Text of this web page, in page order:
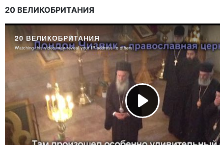
20 ВЕЛИКОБРИТАНИЯ